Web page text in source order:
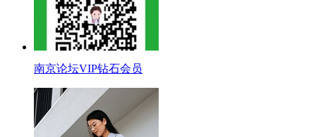
南京论坛VIP钻石会员